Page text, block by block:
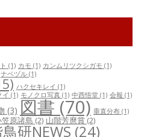
(1) カモ (1) カンムリツクシガモ (1)
ナベヅル (1)
ハクセキレイ (1)
イ (1) モノクロ写真 (1) 中西悟堂 (1) 会報 (1)
(3) 図書 (70) 垂直分布 (1)
原諸島 (2) 山階芳麿賞(2)
研NEWS (24)